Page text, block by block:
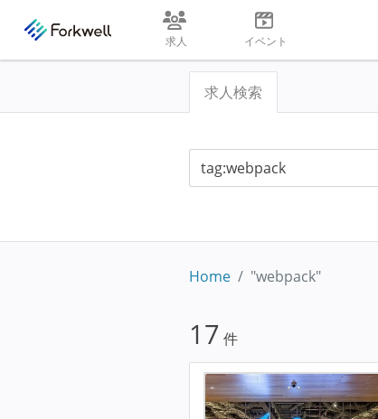
求人 イベント
求人検索
Home "webpack"
17 件